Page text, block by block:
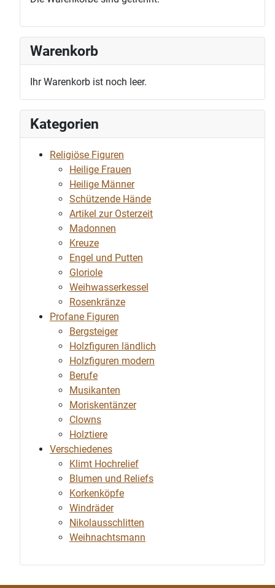
Warenkorb
Ihr Warenkorb ist noch leer.
Kategorien
Religiöse Figuren
Heilige Frauen
Heilige Männer
Schützende Hände
Artikel zur Osterzeit
Madonnen
Kreuze
Engel und Putten
Gloriole
Weihwasserkessel
Rosenkränze
Profane Figuren
Bergsteiger
Holzfiguren ländlich
Holzfiguren modern
Berufe
Musikanten
Moriskentänzer
Clowns
Holztiere
Verschiedenes
Klimt Hochrelief
Blumen und Reliefs
Korkenköpfe
Windräder
Nikolausschlitten
Weihnachtsmann